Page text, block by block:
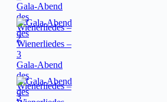
Gala-Abend
des
Wienerliedes –
2
Gala-Abend
des
Wienerliedes –
3